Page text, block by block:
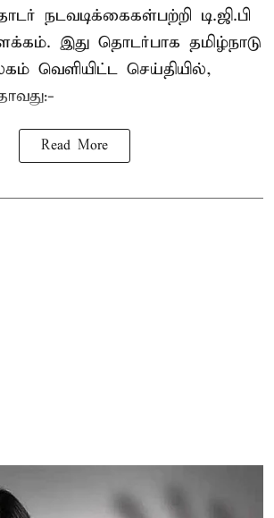
நடவடிக்கைகள்பற்றி டி.ஜி.பி
இது தொடர்பாக தமிழ்நாடு
வெளியிட்ட செய்தியில்,
Read More